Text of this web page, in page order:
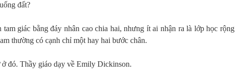
đất?
giác bằng đáy nhân cao chia hai, nhưng ít ai nhận ra là lớp học rộng
thường có cạnh chỉ một hay hai bước chân.
đó. Thầy giáo dạy về Emily Dickinson.